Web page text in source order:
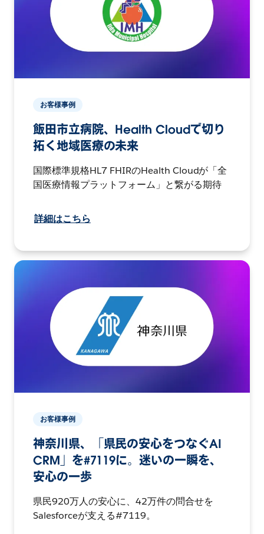
お客様事例
飯田市立病院、Health Cloudで切り
拓く地域医療の未来
国際標準規格HL7 FHIRのHealth Cloudが「全
国医療情報プラットフォーム」と繋がる期待
詳細はこちら
お客様事例
神奈川県、「県民の安心をつなぐAI
CRM」を#7119に。迷いの一瞬を、
安心の一歩
県民920万人の安心に、42万件の問合せを
Salesforceが支える#7119。